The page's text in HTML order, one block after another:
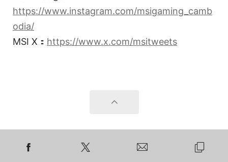
https://www.instagram.com/msigaming_camb
odia/
MSI X： https://www.x.com/msitweets